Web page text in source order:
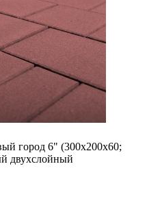
город 6" (300х200х60;
двухслойный